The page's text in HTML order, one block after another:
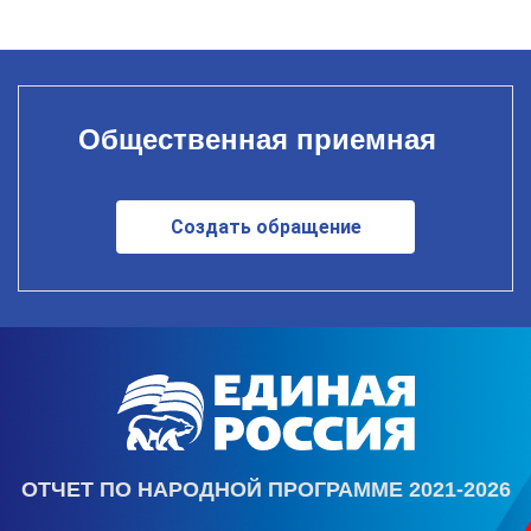
Общественная приемная
Создать обращение
ОТЧЕТ ПО НАРОДНОЙ ПРОГРАММЕ 2021-2026